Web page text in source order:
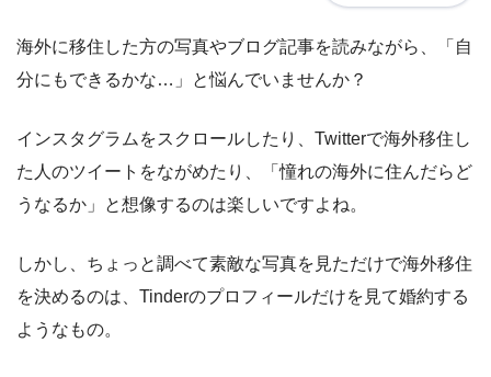
海外に移住した方の写真やブログ記事を読みながら、「自
分にもできるかな…」と悩んでいませんか？
インスタグラムをスクロールしたり、Twitterで海外移住し
た人のツイートをながめたり、「憧れの海外に住んだらど
うなるか」と想像するのは楽しいですよね。
しかし、ちょっと調べて素敵な写真を見ただけで海外移住
を決めるのは、Tinderのプロフィールだけを見て婚約する
ようなもの。